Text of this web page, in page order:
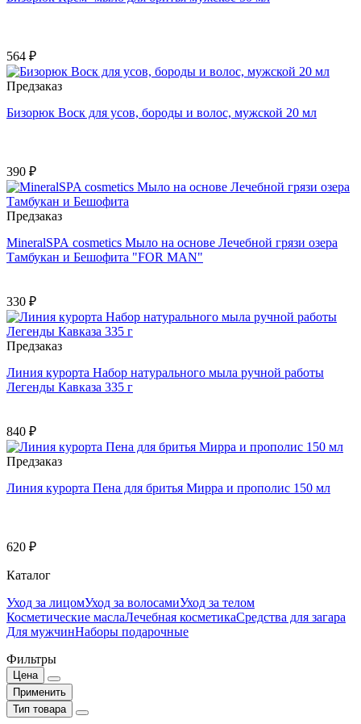
564 ₽
Предзаказ
Бизорюк Воск для усов, бороды и волос, мужской 20 мл
390 ₽
Предзаказ
MineralSPA cosmetics Мыло на основе Лечебной грязи озера
Тамбукан и Бешофита "FOR MAN"
330 ₽
Предзаказ
Линия курорта Набор натурального мыла ручной работы
Легенды Кавказа 335 г
840 ₽
Предзаказ
Линия курорта Пена для бритья Мирра и прополис 150 мл
620 ₽
Каталог
Уход за лицомУход за волосамиУход за телом
Косметические маслаЛечебная косметикаСредства для загара
Для мужчинНаборы подарочные
Фильтры
Цена
Применить
Тип товара